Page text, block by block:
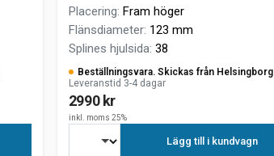
Placering: Fram höger
Flänsdiameter: 123 mm
Splines hjulsida: 38
Beställningsvara. Skickas från Helsingborg
Leveranstid 3-4 dagar
2990 kr
inkl. moms 25%
Lägg till i kundvagn